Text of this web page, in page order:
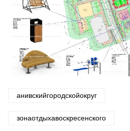
анивскийгородскойокруг
зонаотдыхавоскресенского